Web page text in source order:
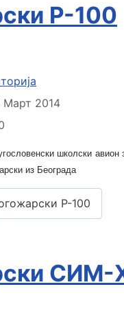
Р-100
Март 2014
школски авион
из Београда
Р-100
СИМ-